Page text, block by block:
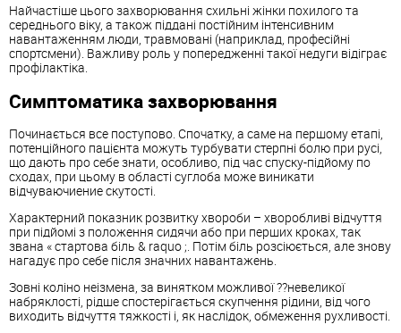
Найчастіше цього захворювання схильні жінки похилого та
середнього віку, а також піддані постійним інтенсивним
навантаженням люди, травмовані (наприклад, професійні
спортсмени). Важливу роль у попередженні такої недуги відіграє
профілактіка.
Симптоматика захворювання
Починається все поступово. Спочатку, а саме на першому етапі,
потенційного пацієнта можуть турбувати стерпні болю при русі,
що дають про себе знати, особливо, під час спуску-підйому по
сходах, при цьому в області суглоба може виникати
відчуваючиение скутості.
Характерний показник розвитку хвороби – хворобливі відчуття
при підйомі з положення сидячи або при перших кроках, так
звана « стартова біль & raquo ;. Потім біль розсіюється, але знову
нагадує про себе після значних навантажень.
Зовні коліно неізмена, за винятком можливої ??невеликої
набряклості, рідше спостерігається скупчення рідини, від чого
виходить відчуття тяжкості і, як наслідок, обмеження рухливості.